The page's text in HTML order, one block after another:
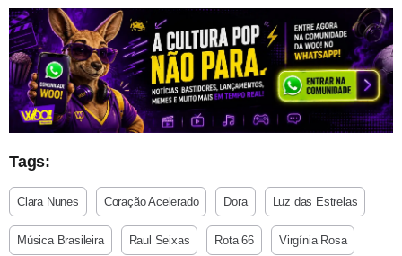
Tags:
Clara Nunes Coração Acelerado Dora Luz das Estrelas
Música Brasileira Raul Seixas Rota 66 Virgínia Rosa